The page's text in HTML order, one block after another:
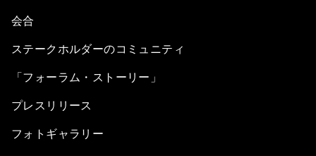
会合
ステークホルダーのコミュニティ
「フォーラム・ストーリー」
プレスリリース
フォトギャラリー